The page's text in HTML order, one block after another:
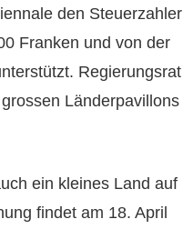
den Steuerzahler
Franken und von der
Regierungsrat
Länderpavillons
ein kleines Land auf
findet am 18. April